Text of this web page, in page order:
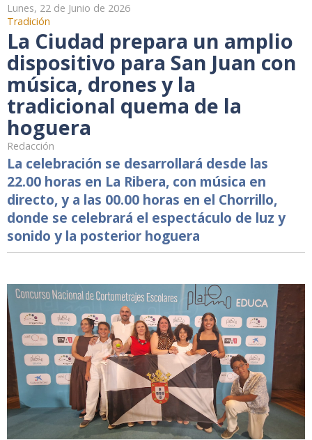
Lunes, 22 de Junio de 2026
Tradición
La Ciudad prepara un amplio
dispositivo para San Juan con
música, drones y la
tradicional quema de la
hoguera
Redacción
La celebración se desarrollará desde las
22.00 horas en La Ribera, con música en
directo, y a las 00.00 horas en el Chorrillo,
donde se celebrará el espectáculo de luz y
sonido y la posterior hoguera